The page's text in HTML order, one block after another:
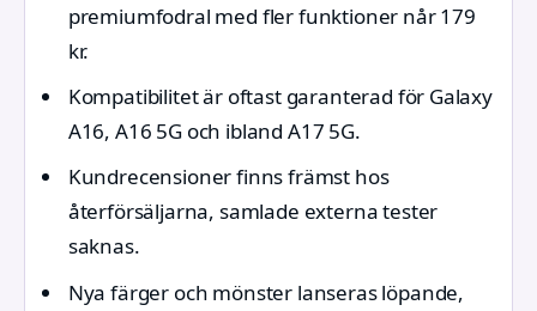
premiumfodral med fler funktioner når 179
kr.
Kompatibilitet är oftast garanterad för Galaxy
A16, A16 5G och ibland A17 5G.
Kundrecensioner finns främst hos
återförsäljarna, samlade externa tester
saknas.
Nya färger och mönster lanseras löpande,